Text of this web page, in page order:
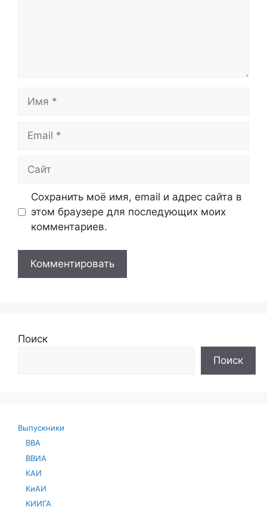
Имя
Email
Сайт
Сохранить моё имя, email и адрес сайта в
этом браузере для последующих моих
комментариев.
Поиск
Поиск
Выпускники
ВВА
ВВИА
КАИ
КиАИ
КИИГА